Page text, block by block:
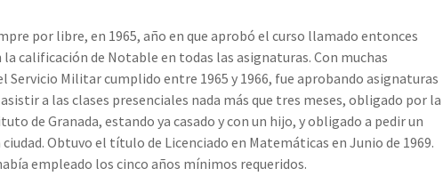
por libre, en 1965, año en que aprobó el curso llamado entonces
calificación de Notable en todas las asignaturas. Con muchas
Militar cumplido entre 1965 y 1966, fue aprobando asignaturas
a las clases presenciales nada más que tres meses, obligado por la
de Granada, estando ya casado y con un hijo, y obligado a pedir un
Obtuvo el título de Licenciado en Matemáticas en Junio de 1969.
empleado los cinco años mínimos requeridos.